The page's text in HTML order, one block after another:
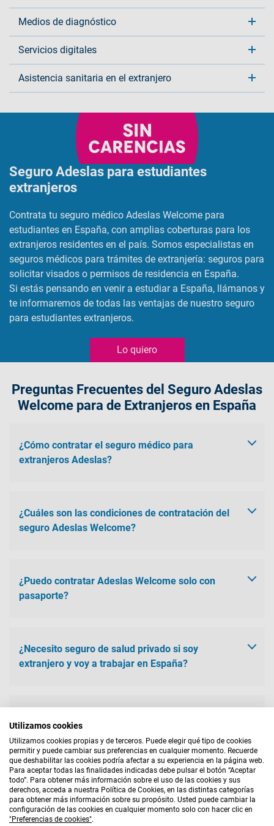
1
Medios de diagnóstico
Servicios digitales
Asistencia sanitaria en el extranjero
Seguro Adeslas para estudiantes
extranjeros​
Contrata tu seguro médico Adeslas Welcome para
estudiantes en España, con amplias coberturas para los
extranjeros residentes en el país. Somos especialistas en
seguros médicos para trámites de extranjería: seguros para
solicitar visados o permisos de residencia en España.
Si estás pensando en venir a estudiar a España, llámanos y
te informaremos de todas las ventajas de nuestro seguro
para estudiantes extranjeros.
Lo quiero
Preguntas Frecuentes del Seguro Adeslas
Welcome para de Extranjeros en España
¿Cómo contratar el seguro médico para
extranjeros Adeslas?
con nosotros a través del teléfonoo envíanos tus datos a
través del formulario que encontrarás al inicio de esta página.
¿Cuáles son las condiciones de contratación del
seguro Adeslas Welcome?
España para Extranjerospara la obtención del visado o
permiso de residencia en el país. Estos son los requisitos del
completa.
Con hospitalización y traslado médico.
Que sea válido en toda España.
Que sea válido durante toda la estancia en el país.
Y tendrá que ser concertado con unaentidad aseguradora
autorizada para operar en España como Adeslas.
¿Puedo contratar Adeslas Welcome solo con
pasaporte?
contar con un NIE en vigor. Si tienes dudas sobre los requisitos
para contratar tu seguro para extranjeros, te recomendamos
¿Necesito seguro de salud privado si soy
extranjero y voy a trabajar en España?
permiso de residencia. Se recomienda, sin ser obligatorio,
contar con un seguro de viaje si vas a residir en España menos
de 90 días.
carencias?
El seguro Adeslas Welcome no tiene carencias por lo que
podrás usar tu seguro y todas sus coberturas desde el primer
día, sin necesidad de tener que esperar. Podrás disfrutar de
todas sus ventajas desde el momento en que se active tu
contrato: consultas con especialistas, acceso a la app, planes
AGENTE EXCLUSIVO
Aviso Legal | Bases Legales | Política de Cookies |
Política de Privacidad | Quiénes Somos | Mapa Web
Utilizamos cookies
Utilizamos cookies propias y de terceros. Puede elegir qué tipo de cookies
permitir y puede cambiar sus preferencias en cualquier momento. Recuerde
que deshabilitar las cookies podría afectar a su experiencia en la página web.
Para aceptar todas las finalidades indicadas debe pulsar el botón “Aceptar
todo”. Para obtener más información sobre el uso de las cookies y sus
derechos, acceda a nuestra Política de Cookies, en las distintas categorías
para obtener más información sobre su propósito. Usted puede cambiar la
configuración de las cookies en cualquier momento solo con hacer clic en
"Preferencias de cookies".